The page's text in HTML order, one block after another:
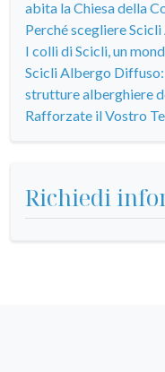
abita la Chiesa della
Perché scegliere
I colli di Scicli, un
Scicli Albergo
strutture alberghiere
Rafforzate il Vostro
Richiedi